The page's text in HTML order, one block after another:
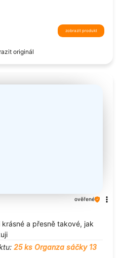
originál
zobrazit produkt
ověřené
a přesně takové, jak
25 ks Organza sáčky 13